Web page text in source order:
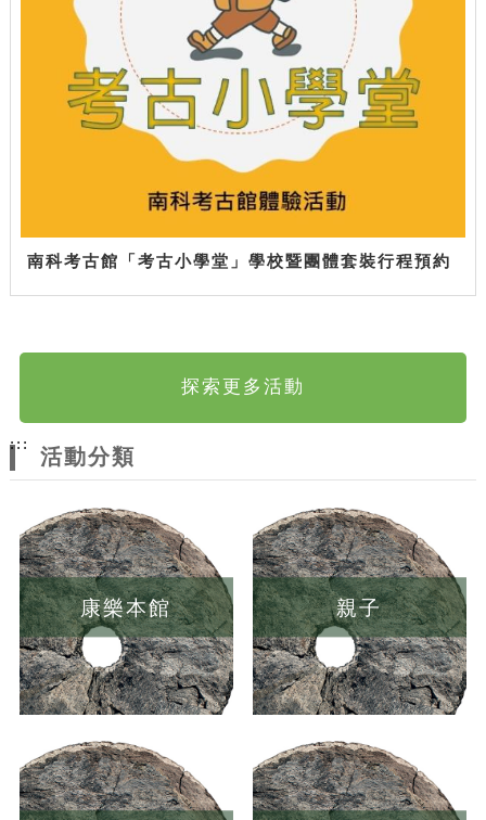
南科考古館「考古小學堂」學校暨團體套裝行程預約
探索更多活動
:::
活動分類
康樂本館 親子